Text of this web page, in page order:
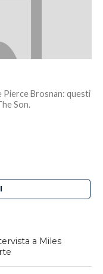
Pierce Brosnan: questi
Son.
a Miles